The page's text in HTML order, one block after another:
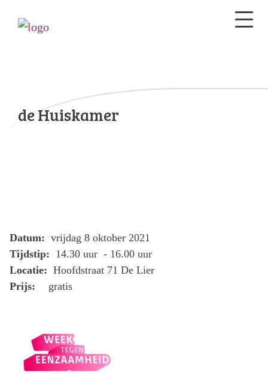
de Huiskamer
Datum: vrijdag 8 oktober 2021
Tijdstip: 14.30 uur - 16.00 uur
Locatie: Hoofdstraat 71 De Lier
Prijs:
gratis